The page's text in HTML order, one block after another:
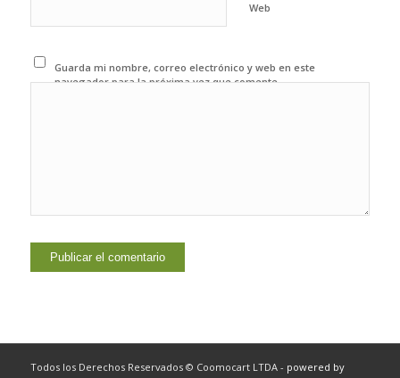
Web
Guarda mi nombre, correo electrónico y web en este
navegador para la próxima vez que comente.
Todos los Derechos Reservados © Coomocart LTDA - powered by